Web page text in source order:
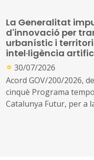
La Generalitat
d'innovació per
urbanístic i
intel·ligència
● 30/07/2026
Acord GOV/200/2026,
cinquè Programa
Catalunya Futur, per a